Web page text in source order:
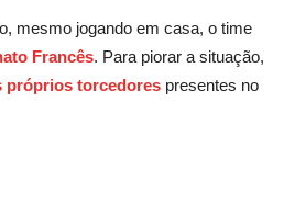
mesmo jogando em casa, o time
Francês. Para piorar a situação,
próprios torcedores presentes no